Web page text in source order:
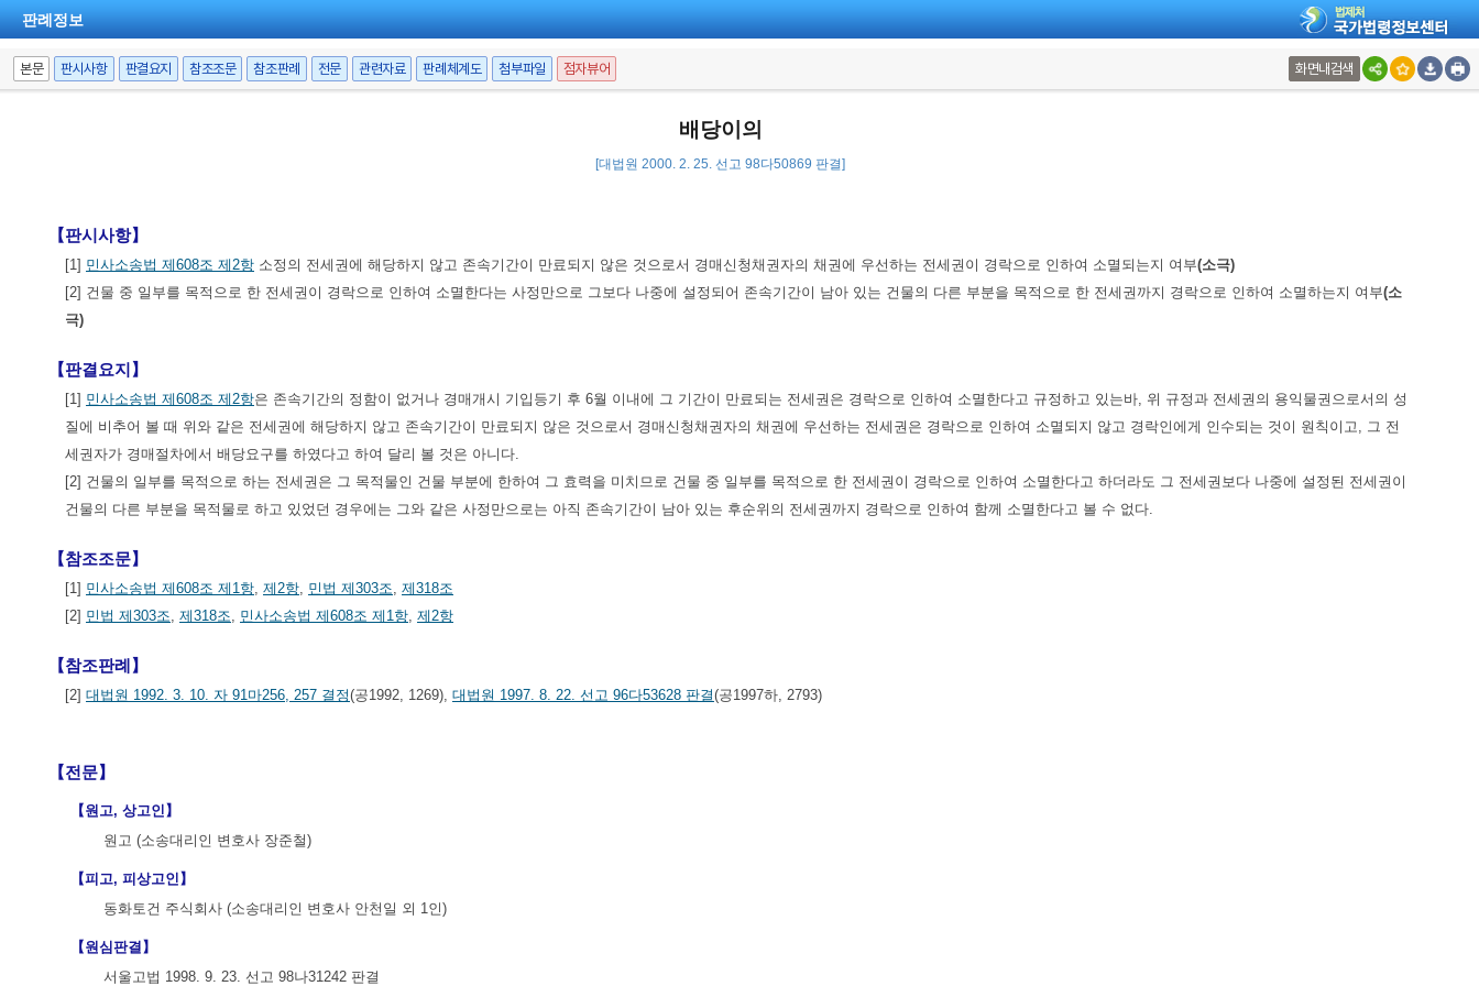
판례정보
본문 판시사항 판결요지 참조조문 참조판례 전문 관련자료 판례체계도 첨부파일 점자뷰어 화면내검색
배당이의
[대법원 2000. 2. 25. 선고 98다50869 판결]
【판시사항】
[1] 민사소송법 제608조 제2항 소정의 전세권에 해당하지 않고 존속기간이 만료되지 않은 것으로서 경매신청채권자의 채권에 우선하는 전세권이 경락으로 인하여 소멸되는지 여부(소극)
[2] 건물 중 일부를 목적으로 한 전세권이 경락으로 인하여 소멸한다는 사정만으로 그보다 나중에 설정되어 존속기간이 남아 있는 건물의 다른 부분을 목적으로 한 전세권까지 경락으로 인하여 소멸하는지 여부(소
극)
【판결요지】
[1] 민사소송법 제608조 제2항은 존속기간의 정함이 없거나 경매개시 기입등기 후 6월 이내에 그 기간이 만료되는 전세권은 경락으로 인하여 소멸한다고 규정하고 있는바, 위 규정과 전세권의 용익물권으로서의 성
질에 비추어 볼 때 위와 같은 전세권에 해당하지 않고 존속기간이 만료되지 않은 것으로서 경매신청채권자의 채권에 우선하는 전세권은 경락으로 인하여 소멸되지 않고 경락인에게 인수되는 것이 원칙이고, 그 전
세권자가 경매절차에서 배당요구를 하였다고 하여 달리 볼 것은 아니다.
[2] 건물의 일부를 목적으로 하는 전세권은 그 목적물인 건물 부분에 한하여 그 효력을 미치므로 건물 중 일부를 목적으로 한 전세권이 경락으로 인하여 소멸한다고 하더라도 그 전세권보다 나중에 설정된 전세권이
건물의 다른 부분을 목적물로 하고 있었던 경우에는 그와 같은 사정만으로는 아직 존속기간이 남아 있는 후순위의 전세권까지 경락으로 인하여 함께 소멸한다고 볼 수 없다.
【참조조문】
[1] 민사소송법 제608조 제1항, 제2항, 민법 제303조, 제318조
[2] 민법 제303조, 제318조, 민사소송법 제608조 제1항, 제2항
【참조판례】
[2] 대법원 1992. 3. 10. 자 91마256, 257 결정(공1992, 1269), 대법원 1997. 8. 22. 선고 96다53628 판결(공1997하, 2793)
【전문】
【원고, 상고인】
원고 (소송대리인 변호사 장준철)
【피고, 피상고인】
동화토건 주식회사 (소송대리인 변호사 안천일 외 1인)
【원심판결】
서울고법 1998. 9. 23. 선고 98나31242 판결